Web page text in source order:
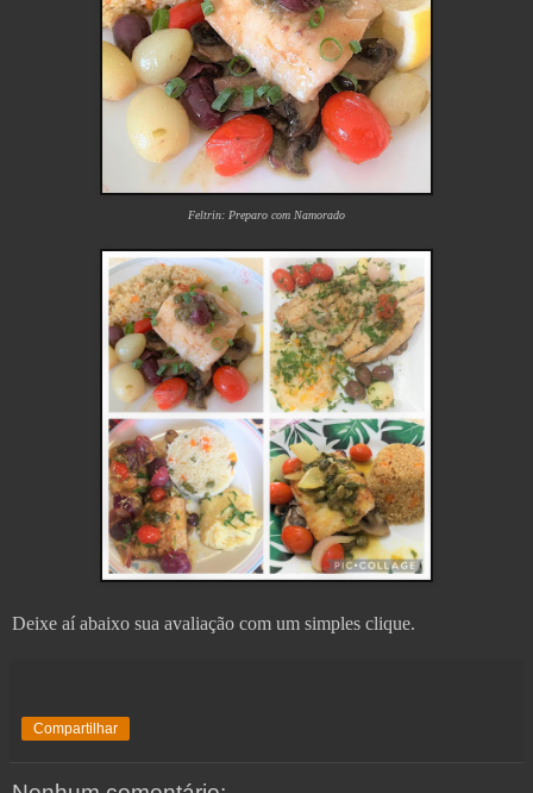
Feltrin: Preparo com Namorado
Deixe aí abaixo sua avaliação com um simples clique.
Compartilhar